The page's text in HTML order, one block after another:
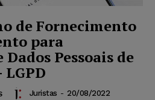
de Fornecimento
para
Pessoais de
Juristas - 20/08/2022